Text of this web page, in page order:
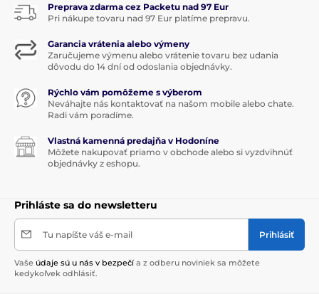
Preprava zdarma cez Packetu nad 97 Eur
Pri nákupe tovaru nad 97 Eur platíme prepravu.
Garancia vrátenia alebo výmeny
Zaručujeme výmenu alebo vrátenie tovaru bez udania
dôvodu do 14 dní od odoslania objednávky.
Rýchlo vám pomôžeme s výberom
Neváhajte nás kontaktovať na našom mobile alebo chate.
Radi vám poradíme.
Vlastná kamenná predajňa v Hodoníne
Môžete nakupovať priamo v obchode alebo si vyzdvihnúť
objednávky z eshopu.
Prihláste sa do newsletteru
Tu napíšte váš e-mail Prihlásiť
Vaše údaje sú u nás v bezpečí a z odberu noviniek sa môžete
kedykoľvek odhlásiť.